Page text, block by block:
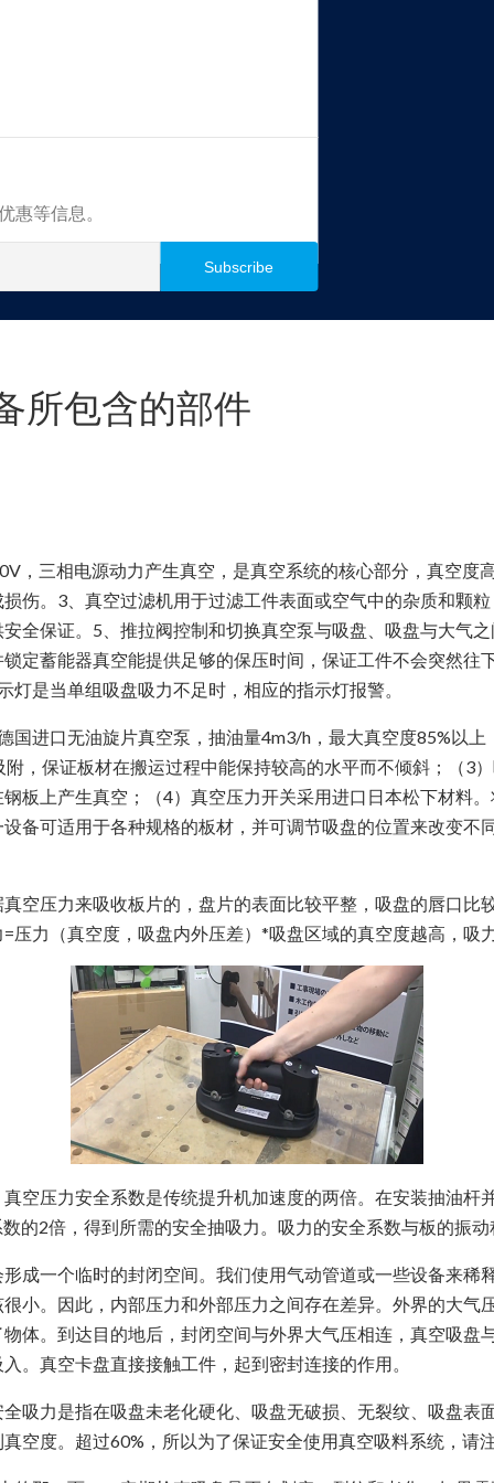
惠等信息。
所包含的部件
三相电源动力产生真空，是真空系统的核心部分，真空度
伤。3、真空过滤机用于过滤工件表面或空气中的杂质和颗
全保证。5、推拉阀控制和切换真空泵与吸盘、吸盘与大气
定蓄能器真空能提供足够的保压时间，保证工件不会突然往
是当单组吸盘吸力不足时，相应的指示灯报警。
口无油旋片真空泵，抽油量4m3/h，最大真空度85%以上
，保证板材在搬运过程中能保持较高的水平而不倾斜；（3
板上产生真空；（4）真空压力开关采用进口日本松下材料
备可适用于各种规格的板材，并可调节吸盘的位置来改变不
压力来吸收板片的，盘片的表面比较平整，吸盘的唇口比
压力（真空度，吸盘内外压差）*吸盘区域的真空度越高，吸
压力安全系数是传统提升机加速度的两倍。在安装抽油杆
的2倍，得到所需的安全抽吸力。吸力的安全系数与板的振
一个临时的封闭空间。我们使用气动管道或一些设备来稀
小。因此，内部压力和外部压力之间存在差异。外界的大气
体。到达目的地后，封闭空间与外界大气压相连，真空吸盘
。真空卡盘直接接触工件，起到密封连接的作用。
力是指在吸盘未老化硬化、吸盘无破损、无裂纹、吸盘表
空度。超过60%，所以为了保证安全使用真空吸料系统，请